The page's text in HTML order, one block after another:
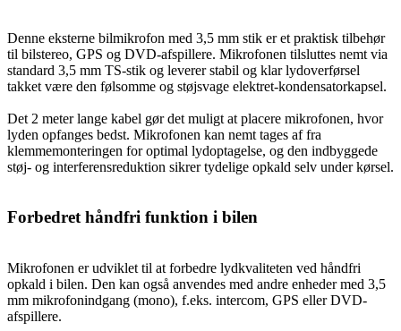
Denne eksterne bilmikrofon med 3,5 mm stik er et praktisk tilbehør
til bilstereo, GPS og DVD-afspillere. Mikrofonen tilsluttes nemt via
standard 3,5 mm TS-stik og leverer stabil og klar lydoverførsel
takket være den følsomme og støjsvage elektret-kondensatorkapsel.
Det 2 meter lange kabel gør det muligt at placere mikrofonen, hvor
lyden opfanges bedst. Mikrofonen kan nemt tages af fra
klemmemonteringen for optimal lydoptagelse, og den indbyggede
støj- og interferensreduktion sikrer tydelige opkald selv under kørsel.
Forbedret håndfri funktion i bilen
Mikrofonen er udviklet til at forbedre lydkvaliteten ved håndfri
opkald i bilen. Den kan også anvendes med andre enheder med 3,5
mm mikrofonindgang (mono), f.eks. intercom, GPS eller DVD-
afspillere.